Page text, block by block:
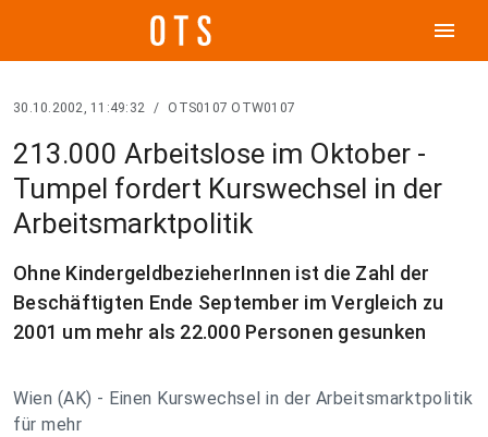
menu
30.10.2002, 11:49:32 / OTS0107 OTW0107
213.000 Arbeitslose im Oktober -
Tumpel fordert Kurswechsel in der
Arbeitsmarktpolitik
Ohne KindergeldbezieherInnen ist die Zahl der
Beschäftigten Ende September im Vergleich zu
2001 um mehr als 22.000 Personen gesunken
Wien (AK) - Einen Kurswechsel in der Arbeitsmarktpolitik
für mehr